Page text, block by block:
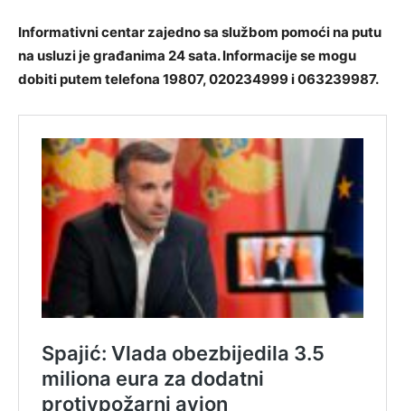
Informativni centar zajedno sa službom pomoći na putu
na usluzi je građanima 24 sata. Informacije se mogu
dobiti putem telefona 19807, 020234999 i 063239987.